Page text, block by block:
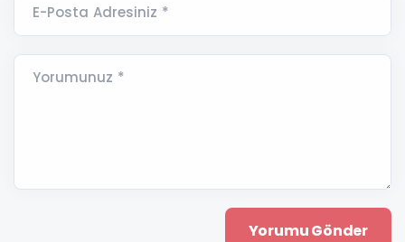
E-Posta Adresiniz *
Yorumunuz *